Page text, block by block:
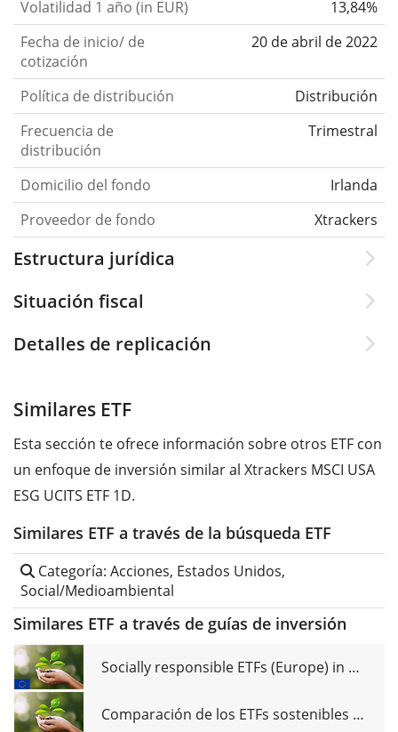
Volatilidad 1 año (in EUR)
13,84%
Fecha de inicio/ de
cotización
20 de abril de 2022
Política de distribución
Distribución
Frecuencia de
distribución
Trimestral
Domicilio del fondo
Irlanda
Proveedor de fondo
Xtrackers
Estructura jurídica
Situación fiscal
Detalles de replicación
Similares ETF
Esta sección te ofrece información sobre otros ETF con
un enfoque de inversión similar al Xtrackers MSCI USA
ESG UCITS ETF 1D.
Similares ETF a través de la búsqueda ETF
Categoría: Acciones, Estados Unidos,
Social/Medioambiental
Similares ETF a través de guías de inversión
Socially responsible ETFs (Europe) in comparison
Comparación de los ETFs sostenibles (Mundo)